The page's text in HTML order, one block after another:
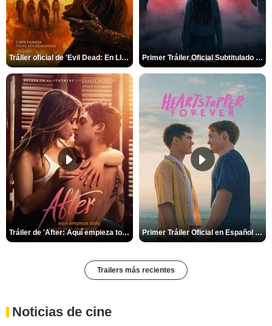
Tráiler oficial de 'Evil Dead: En Llamas' Primer Tráiler Oficial Subtitulado de 'La Noche Del Demonio: Están Entre Nosotros'
Tráiler de 'After: Aquí empieza todo' Primer Tráiler Oficial en Español de 'Heartstopper Forever'
Trailers más recientes
Noticias de cine